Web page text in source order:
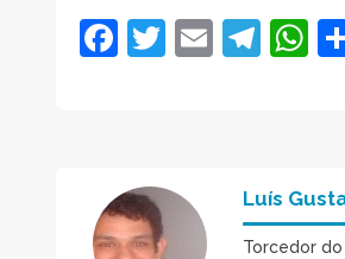
Facebook
Twitter
Email
Luís
Torcedor